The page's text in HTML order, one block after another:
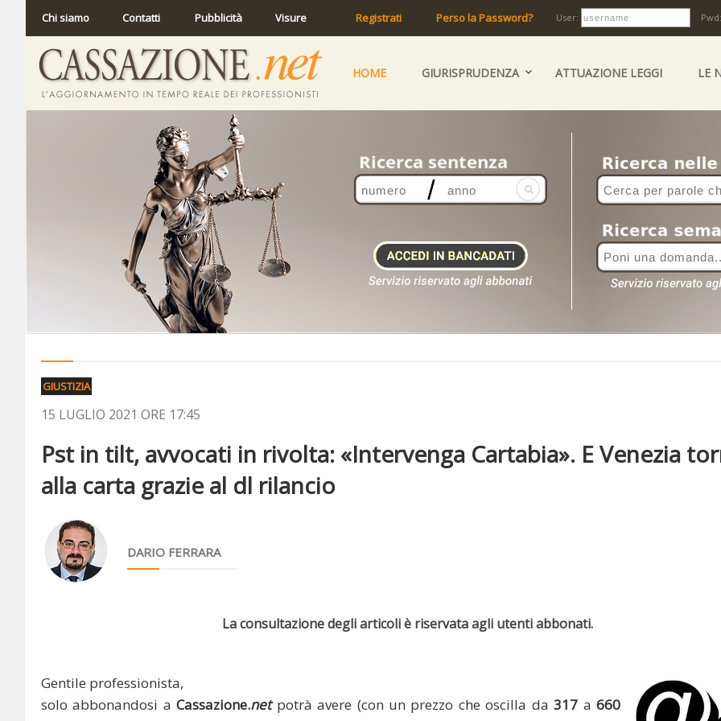
Chi siamo Contatti Pubblicità Visure Registrati Perso la Password? User:
HOME GIURISPRUDENZA ATTUAZIONE LEGGI LE
GIUSTIZIA
15 LUGLIO 2021 ORE 17:45
Pst in tilt, avvocati in rivolta: «Intervenga Cartabia». E Venezia
alla carta grazie al dl rilancio
DARIO FERRARA
La consultazione degli articoli è riservata agli utenti abbonati.
Gentile professionista,
solo abbonandosi aCassazione.netpotrà avere (con un prezzo che oscilla da317 a660